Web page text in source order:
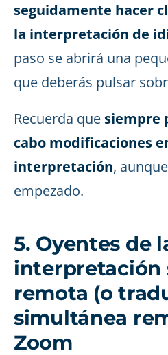
seguidamente hacer
la interpretación de
paso se abrirá una
que deberás pulsar
Recuerda que siempre
cabo modificaciones
interpretación,
empezado.
5. Oyentes de
interpretación
remota (o
simultánea
Zoom